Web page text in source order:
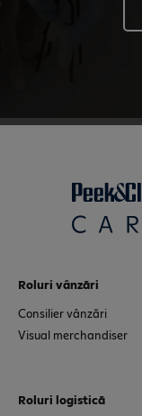
Roluri vânzări
Consilier vânzări
Visual merchandiser
Roluri logistică